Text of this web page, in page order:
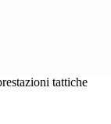
tattiche